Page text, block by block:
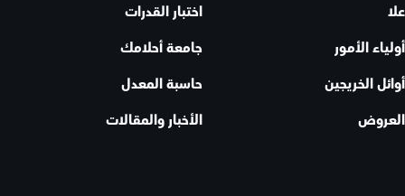
علا
أولياء الأمور
أوائل الخريجين
العروض
اختبار القدرات
جامعة أحلامك
حاسبة المعدل
الأخبار والمقالات